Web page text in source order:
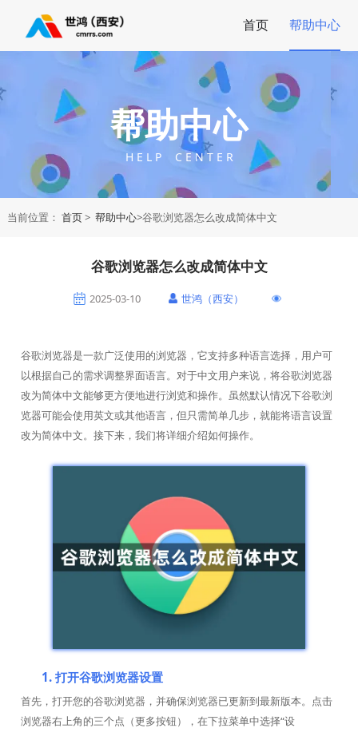
首页 帮助中心
帮助中心
H E L P C E N T E R
当前位置： 首页> 帮助中心>谷歌浏览器怎么改成简体中文
谷歌浏览器怎么改成简体中文
2025-03-10 世鸿（西安）
谷歌浏览器是一款广泛使用的浏览器，它支持多种语言选择，用户可
以根据自己的需求调整界面语言。对于中文用户来说，将谷歌浏览器
改为简体中文能够更方便地进行浏览和操作。虽然默认情况下谷歌浏
览器可能会使用英文或其他语言，但只需简单几步，就能将语言设置
改为简体中文。接下来，我们将详细介绍如何操作。
1. 打开谷歌浏览器设置
首先，打开您的谷歌浏览器，并确保浏览器已更新到最新版本。点击
浏览器右上角的三个点（更多按钮），在下拉菜单中选择“设